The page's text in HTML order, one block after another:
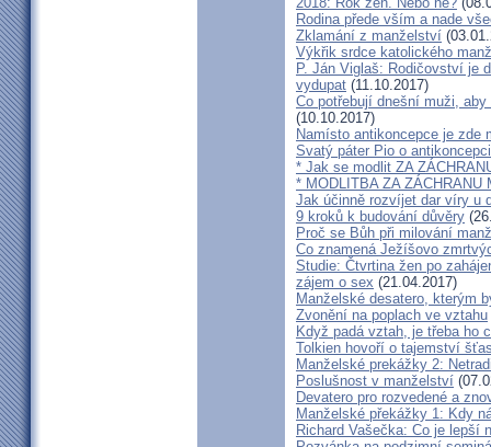
Rodina přede vším a nade
Zklamání z manželství
Výkřik srdce katolického
P. Ján Viglaš: Rodičovství je
vydupat (11.10.2017)
Co potřebují dnešní muži,
(10.10.2017)
Namísto antikoncepce je zde
Svatý páter Pio o antikoncepci
* Jak se modlit ZA
* MODLITBA ZA ZÁCHRANU
Jak účinně rozvíjet dar víry u
9 kroků k budování důvěry
Proč se Bůh při milování
Co znamená Ježíšovo
Studie: Čtvrtina žen po
zájem o sex (21.04.2017)
Manželské desatero, kterým
Zvonění na poplach ve vztahu
Když padá vztah, je třeba ho
Tolkien hovoří o tajemství
Manželské prekážky 2:
Poslušnost v manželství
Devatero pro rozvedené a
Manželské překážky 1: Kdy
Richard Vašečka: Co je lepší